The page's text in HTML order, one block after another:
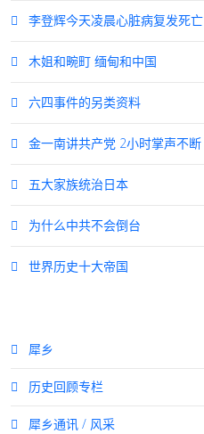
李登辉今天凌晨心脏病复发死亡
木姐和畹町 缅甸和中国
六四事件的另类资料
金一南讲共产党 2小时掌声不断
五大家族统治日本
为什么中共不会倒台
世界历史十大帝国
犀乡
历史回顾专栏
犀乡通讯 / 风采